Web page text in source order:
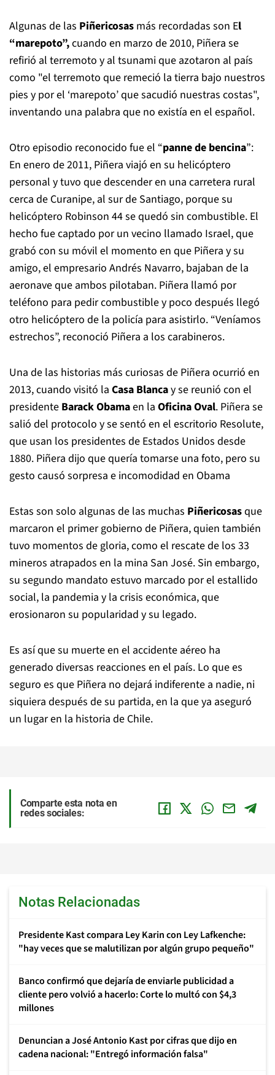
Algunas de las Piñericosas más recordadas son El
“marepoto”,cuando en marzo de 2010, Piñera se
refirió al terremoto y al tsunami que azotaron al país
como "el terremoto que remeció la tierra bajo nuestros
pies y por el ‘marepoto’ que sacudió nuestras costas",
inventando una palabra que no existía en el español.
Otro episodio reconocido fue el “panne de bencina”:
En enero de 2011, Piñera viajó en su helicóptero
personal y tuvo que descender en una carretera rural
cerca de Curanipe, al sur de Santiago, porque su
helicóptero Robinson 44 se quedó sin combustible. El
hecho fue captado por un vecino llamado Israel, que
grabó con su móvil el momento en que Piñera y su
amigo, el empresario Andrés Navarro, bajaban de la
aeronave que ambos pilotaban. Piñera llamó por
teléfono para pedir combustible y poco después llegó
otro helicóptero de la policía para asistirlo. “Veníamos
estrechos”, reconoció Piñera a los carabineros.
Una de las historias más curiosas de Piñera ocurrió en
2013, cuando visitó la Casa Blancay se reunió con el
presidente Barack Obamaen la Oficina Oval. Piñera se
salió del protocolo y se sentó en el escritorio Resolute,
que usan los presidentes de Estados Unidos desde
1880. Piñera dijo que quería tomarse una foto, pero su
gesto causó sorpresa e incomodidad en Obama
Estas son solo algunas de las muchas Piñericosasque
marcaron el primer gobierno de Piñera, quien también
tuvo momentos de gloria, como el rescate de los 33
mineros atrapados en la mina San José. Sin embargo,
su segundo mandato estuvo marcado por el estallido
social, la pandemia y la crisis económica, que
erosionaron su popularidad y su legado.
Es así que su muerte en el accidente aéreo ha
generado diversas reacciones en el país. Lo que es
seguro es que Piñera no dejará indiferente a nadie, ni
siquiera después de su partida, en la que ya aseguró
un lugar en la historia de Chile.
Comparte esta nota en
redes sociales:
Notas Relacionadas
Presidente Kast compara Ley Karin con Ley Lafkenche:
"hay veces que se malutilizan por algún grupo pequeño"
Banco confirmó que dejaría de enviarle publicidad a
cliente pero volvió a hacerlo: Corte lo multó con $4,3
millones
Denuncian a José Antonio Kast por cifras que dijo en
cadena nacional: "Entregó información falsa"